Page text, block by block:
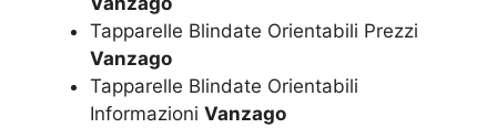
Tapparelle Blindate Orientabili Prezzi
Vanzago
Tapparelle Blindate Orientabili
Informazioni Vanzago